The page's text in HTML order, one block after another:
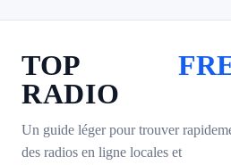
TOP
RADIO
Un guide léger pour trouver
des radios en ligne locales et